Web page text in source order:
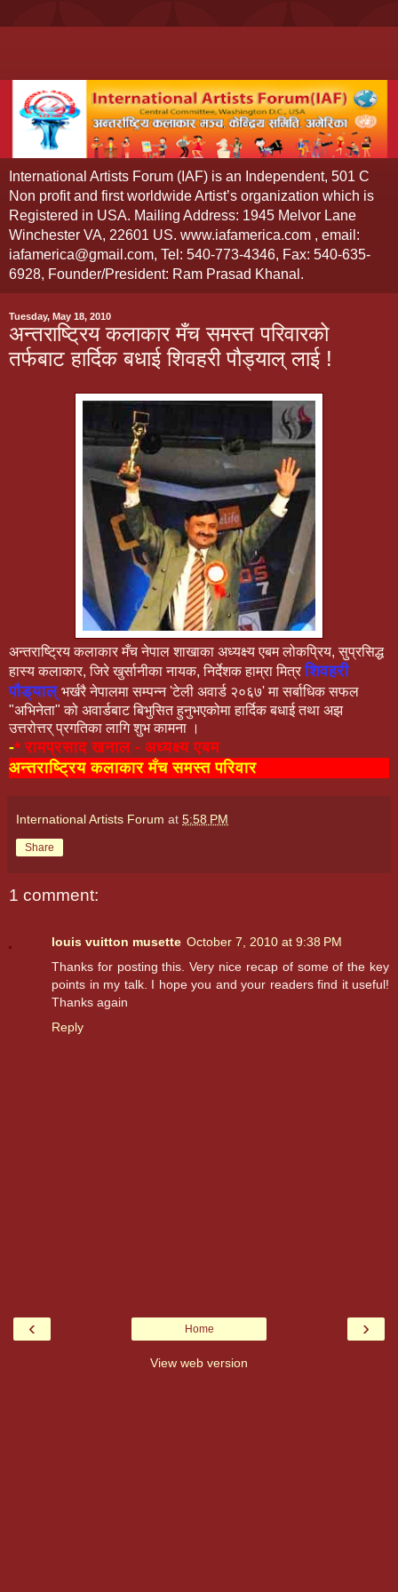
International Artists Forum (IAF) is an Independent, 501 C
Non profit and first worldwide Artist’s organization which is
Registered in USA. Mailing Address: 1945 Melvor Lane
Winchester VA, 22601 US. www.iafamerica.com , email:
iafamerica@gmail.com, Tel: 540-773-4346, Fax: 540-635-
6928, Founder/President: Ram Prasad Khanal.
Tuesday, May 18, 2010
अन्तराष्ट्रिय कलाकार मँच समस्त परिवारको
तर्फबाट हार्दिक बधाई शिवहरी पौड्याल् लाई !
अन्तराष्ट्रिय कलाकार मँच नेपाल शाखाका अध्यक्ष्य एबम लोकप्रिय, सुप्रसिद्ध
हास्य कलाकार, जिरे खुर्सानीका नायक, निर्देशक हाम्रा मित्र शिवहरी
पौड्याल् भर्खरै नेपालमा सम्पन्न 'टेली अवार्ड २०६७' मा सर्बाधिक सफल
"अभिनेता" को अवार्डबाट बिभुसित हुनुभएकोमा हार्दिक बधाई तथा अझ
उत्तरोत्तर् प्रगतिका लागि शुभ कामना ।
-* रामप्रसाद खनाल - अध्यक्ष्य एबम
अन्तराष्ट्रिय कलाकार मँच समस्त परिवार
International Artists Forum at 5:58 PM
Share
1 comment:
louis vuitton musette October 7, 2010 at 9:38 PM
Thanks for posting this. Very nice recap of some of the key
points in my talk. I hope you and your readers find it useful!
Thanks again
Reply
‹ ›
Home
View web version